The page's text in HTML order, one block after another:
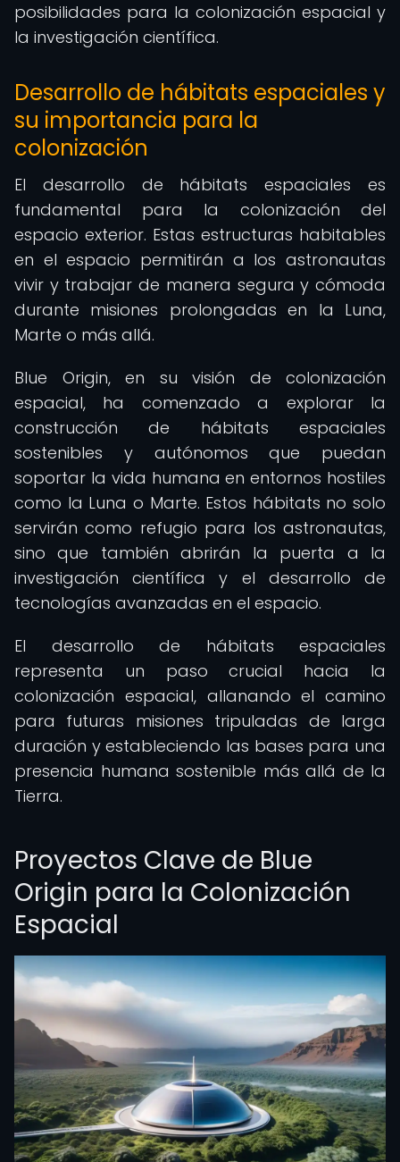
posibilidades para la colonización espacial y
la investigación científica.
Desarrollo de hábitats espaciales y
su importancia para la
colonización
El desarrollo de hábitats espaciales es
fundamental para la colonización del
espacio exterior. Estas estructuras habitables
en el espacio permitirán a los astronautas
vivir y trabajar de manera segura y cómoda
durante misiones prolongadas en la Luna,
Marte o más allá.
Blue Origin, en su visión de colonización
espacial, ha comenzado a explorar la
construcción de hábitats espaciales
sostenibles y autónomos que puedan
soportar la vida humana en entornos hostiles
como la Luna o Marte. Estos hábitats no solo
servirán como refugio para los astronautas,
sino que también abrirán la puerta a la
investigación científica y el desarrollo de
tecnologías avanzadas en el espacio.
El desarrollo de hábitats espaciales
representa un paso crucial hacia la
colonización espacial, allanando el camino
para futuras misiones tripuladas de larga
duración y estableciendo las bases para una
presencia humana sostenible más allá de la
Tierra.
Proyectos Clave de Blue
Origin para la Colonización
Espacial